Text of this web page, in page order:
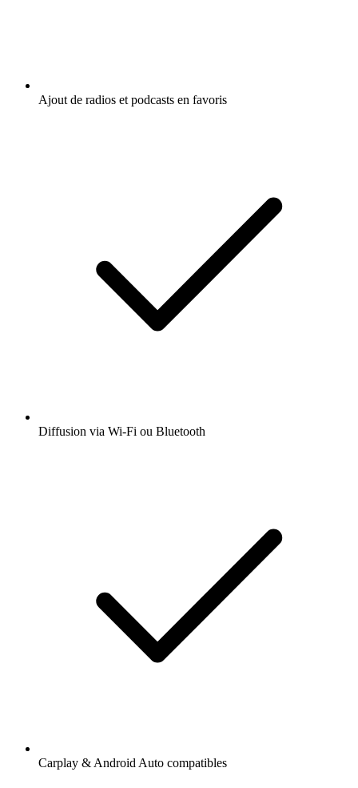
Ajout de radios et podcasts en favoris
Diffusion via Wi-Fi ou Bluetooth
Carplay & Android Auto compatibles